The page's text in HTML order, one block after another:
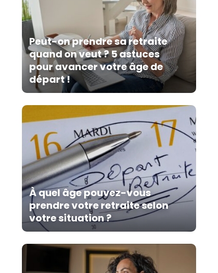
Peut-on prendre sa retraite
quand on veut ? 5 astuces
pour avancer votre âge de
départ !
À quel âge pouvez-vous
prendre votre retraite selon
votre situation ?